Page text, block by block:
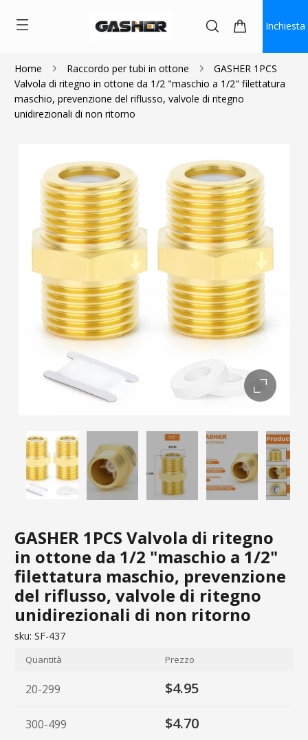
Inchiesta
Home Raccordo per tubi in ottone
GASHER 1PCS
Valvola di ritegno in ottone da 1/2 "maschio a 1/2" filettatura
maschio, prevenzione del riflusso, valvole di ritegno
unidirezionali di non ritorno
GASHER 1PCS Valvola di ritegno
in ottone da 1/2 "maschio a 1/2"
filettatura maschio, prevenzione
del riflusso, valvole di ritegno
unidirezionali di non ritorno
$4.95
sku: SF-437
Quantità Prezzo
20-299 $4.95
300-499 $4.70